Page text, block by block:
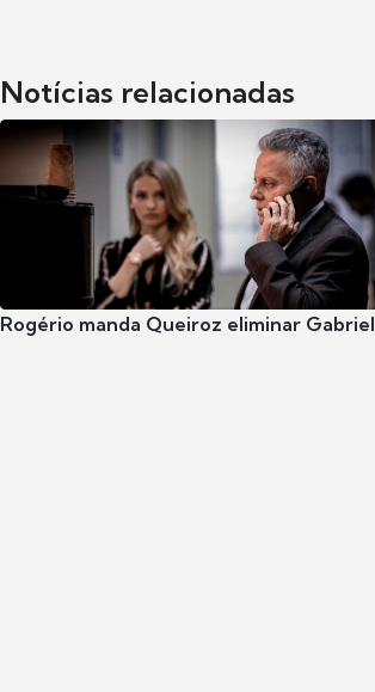
Notícias relacionadas
Rogério manda Queiroz eliminar Gabriel